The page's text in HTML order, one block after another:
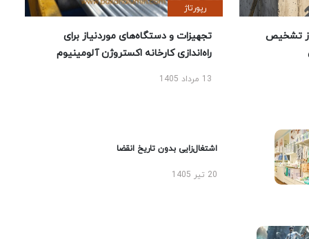
تشخیص
رپورتاژ
تجهیزات و دستگاه‌های موردنیاز برای
راه‌اندازی کارخانه اکستروژن آلومینیوم
13 مرداد 1405
اشتغال‌زایی بدون تاریخ انقضا
20 تیر 1405